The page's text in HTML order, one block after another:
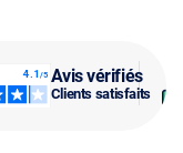
Avis vérifiés
Clients satisfaits